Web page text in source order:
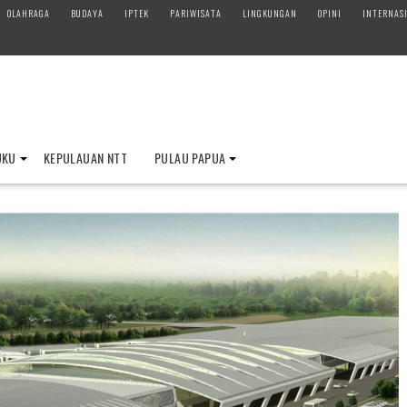
OLAHRAGA BUDAYA IPTEK PARIWISATA LINGKUNGAN OPINI
KEPULAUAN NTT PULAU PAPUA